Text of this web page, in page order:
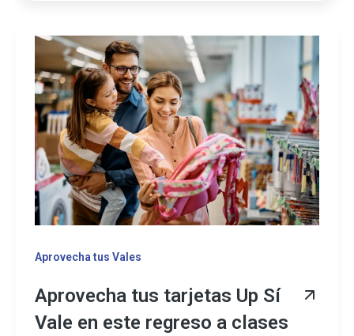
Aprovecha tus Vales
Aprovecha tus tarjetas Up Sí
Vale en este regreso a clases